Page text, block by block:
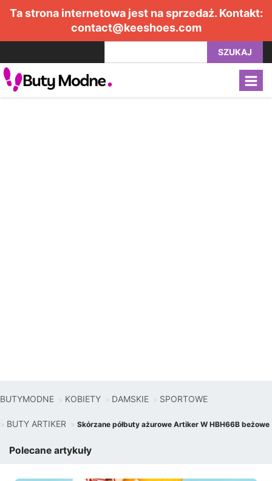
Ta strona internetowa jest na sprzedaż. Kontakt:
contact@keeshoes.com
SZUKAJ
BUTYMODNE KOBIETY DAMSKIE SPORTOWE
BUTY ARTIKER Skórzane półbuty ażurowe Artiker W HBH66B beżowe
Polecane artykuły